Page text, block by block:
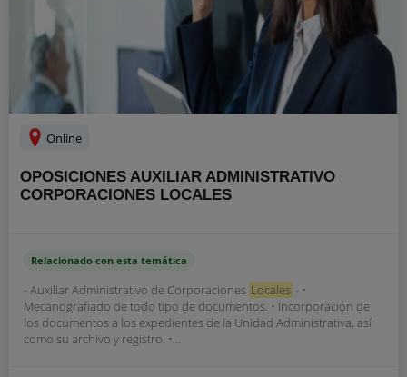
Online
OPOSICIONES AUXILIAR ADMINISTRATIVO
CORPORACIONES LOCALES
Relacionado con esta temática
- Auxiliar Administrativo de Corporaciones Locales - •
Mecanografiado de todo tipo de documentos. • Incorporación de
los documentos a los expedientes de la Unidad Administrativa, así
como su archivo y registro. •...